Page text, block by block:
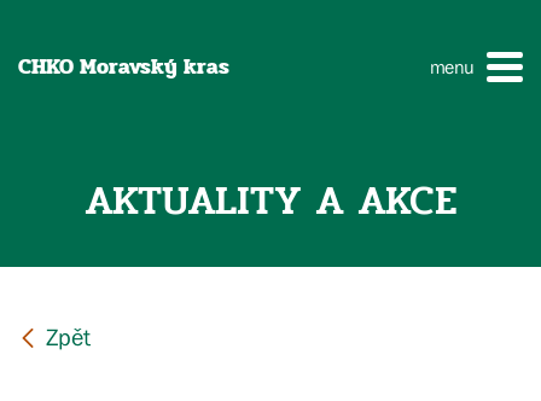
CHKO Moravský kras menu
AKTUALITY A AKCE